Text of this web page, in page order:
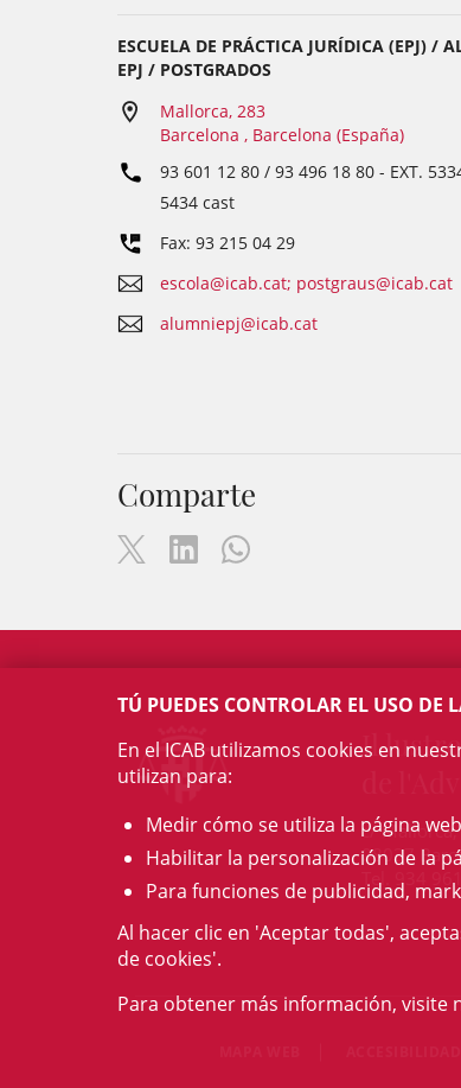
ESCUELA DE PRÁCTICA JURÍDICA (EPJ) /
EPJ / POSTGRADOS
Mallorca, 283
Barcelona , Barcelona (España)
93 601 12 80 / 93 496 18 80 - EXT.
5434 cast
Fax: 93 215 04 29
escola@icab.cat; postgraus@icab.cat
alumniepj@icab.cat
Comparte
c/ Mallorca,
08037
Tel. 934
TÚ PUEDES CONTROLAR EL USO DE
En el ICAB utilizamos cookies en
utilizan para:
Medir cómo se utiliza la página
Habilitar la personalización de la
Para funciones de publicidad,
Al hacer clic en 'Aceptar todas',
de cookies'.
Para obtener más información, visite